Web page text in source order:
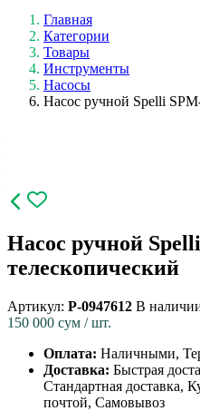
Главная
Категории
Товары
Инструменты
Насосы
Насос ручной Spelli
Насос ручной
телескопический
Артикул: P-0947612 В
150 000 сум / шт.
Оплата: Наличными,
Доставка: Быстрая
Стандартная доставка,
почтой, Самовывоз